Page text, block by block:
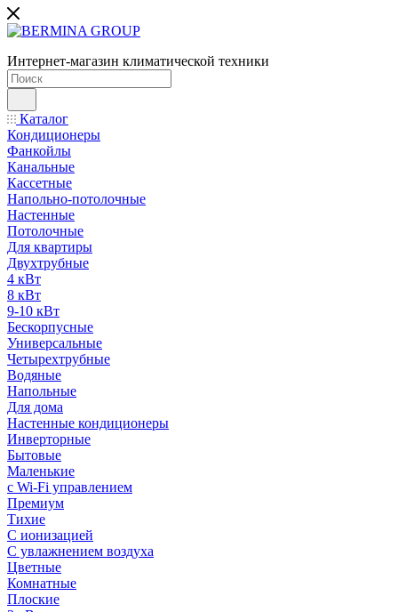
Интернет-магазин климатической техники
Каталог
Кондиционеры
Фанкойлы
Канальные
Кассетные
Напольно-потолочные
Настенные
Потолочные
Для квартиры
Двухтрубные
4 кВт
8 кВт
9-10 кВт
Бескорпусные
Универсальные
Четырехтрубные
Водяные
Напольные
Для дома
Настенные кондиционеры
Инверторные
Бытовые
Маленькие
с Wi-Fi управлением
Премиум
Тихие
С ионизацией
С увлажнением воздуха
Цветные
Комнатные
Плоские